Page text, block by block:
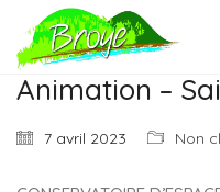
Animation –
7 avril 2023 Non